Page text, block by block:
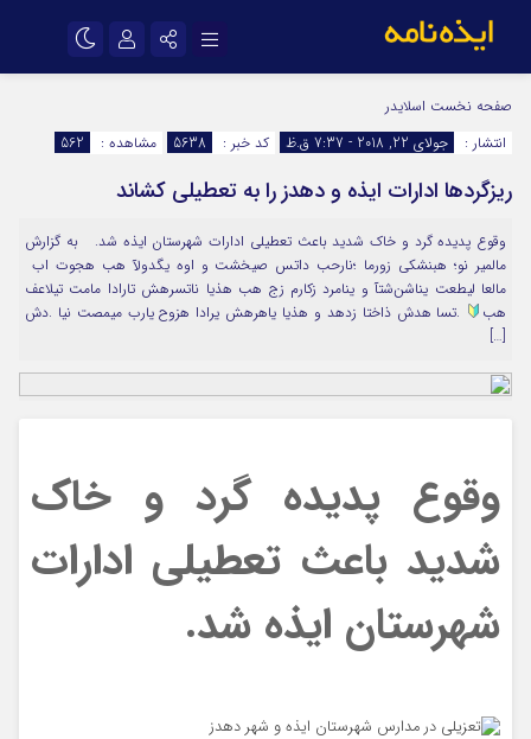
اینستاگرام
سروش
ایتا
آپارات
اپلیکیشن رمز عبور
مرا به خاطر بسپار
صفحه نخست اسلایدر
انتشار :
جولای 22, 2018 - 7:37 ق.ظ کد خبر : 5638 مشاهده : 562
ریزگردها ادارات ایذه و دهدز را به تعطیلی کشاند
وقوع پدیده گرد و خاک شدید باعث تعطیلی ادارات شهرستان ایذه شد. به گزارش
مالمیر نو؛ ‭ با توجه به آلودگی هوا و تشخیص ستاد بحران؛ امروز یکشنبه
فعالیت تمام ادارات شهرستان ایذه به جز مراکز درمانی و آتش‌نشانی تعطیل اعلام
شد. این تصمیم برای حوزه اداری شهرهای ایذه و دهدز اتخاذ شده است.
به
[…]
وقوع پدیده گرد و خاک
شدید باعث تعطیلی ادارات
شهرستان ایذه شد.